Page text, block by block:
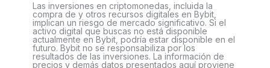
Las inversiones en criptomonedas, incluida la
compra de y otros recursos digitales en Bybit,
implican un riesgo de mercado significativo. Si el
activo digital que buscas no está disponible
actualmente en Bybit, podría estar disponible en el
futuro. Bybit no se responsabiliza por los
resultados de las inversiones. La información de
precios y demás datos presentados aquí proviene